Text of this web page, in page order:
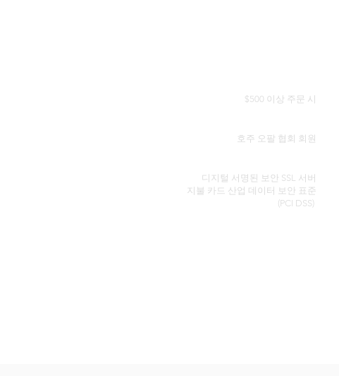
$500 이상 주문 시
호주 오팔 협회 회원
디지털 서명된 보안 SSL 서버
지불 카드 산업 데이터 보안 표준
(PCI DSS)